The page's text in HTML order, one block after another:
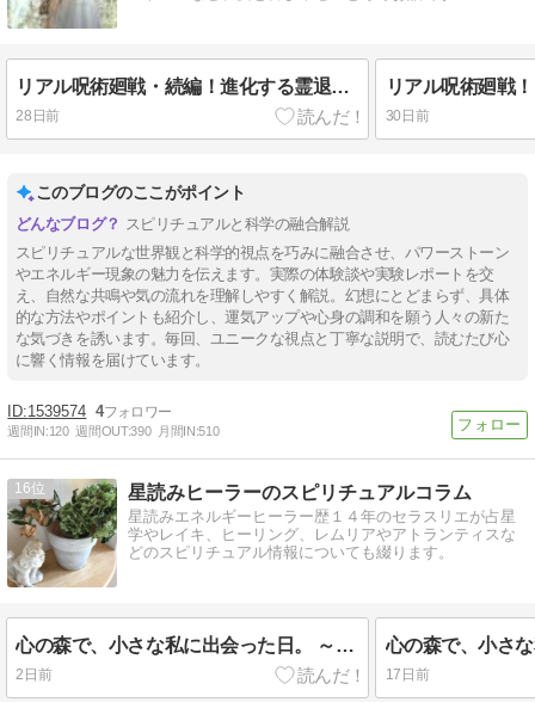
リアル呪術廻戦・続編！進化する霊退治×ラミエルブレスレットNo.44 実験②
28日前 30日前
このブログのここがポイント
スピリチュアルと科学の融合解説
スピリチュアルな世界観と科学的視点を巧みに融合させ、パワーストーン
やエネルギー現象の魅力を伝えます。実際の体験談や実験レポートを交
え、自然な共鳴や気の流れを理解しやすく解説。幻想にとどまらず、具体
的な方法やポイントも紹介し、運気アップや心身の調和を願う人々の新た
な気づきを誘います。毎回、ユニークな視点と丁寧な説明で、読むたび心
に響く情報を届けています。
1539574 4
週間IN:120 週間OUT:390 月間IN:510
16 星読みヒーラーのスピリチュアルコラム
星読みエネルギーヒーラー歴１４年のセラスリエが占星
学やレイキ、ヒーリング、レムリアやアトランティスな
どのスピリチュアル情報についても綴ります。
心の森で、小さな私に出会った日。 ～インナーチャイルド変容記録③「寂しかった」と気づいた日
2日前 17日前